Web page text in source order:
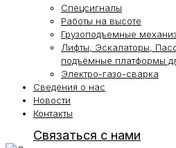
Спецсигналы
Работы на высоте
Грузоподъемные
Лифты, Эскалаторы,
подъёмные платформы
Электро-газо-сварка
Сведения о нас
Новости
Контакты
Связаться с нами